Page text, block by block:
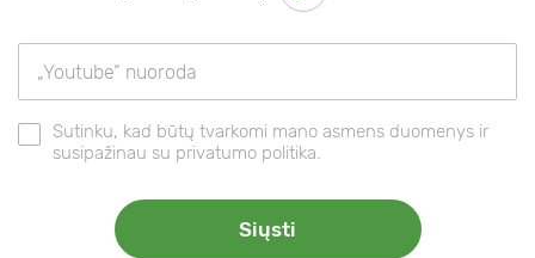
Sutinku, kad būtų tvarkomi mano asmens duomenys ir
susipažinau su privatumo politika.